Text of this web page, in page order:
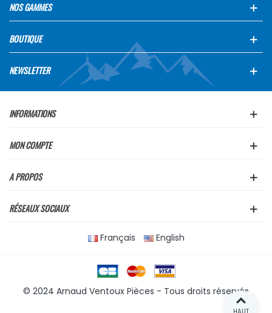
NOS GAMMES
BOUTIQUE
NEWSLETTER
INFORMATIONS
MON COMPTE
A PROPOS
RÉSEAUX SOCIAUX
Français English
© 2024 Arnaud Ventoux Pièces - Tous droits réservés